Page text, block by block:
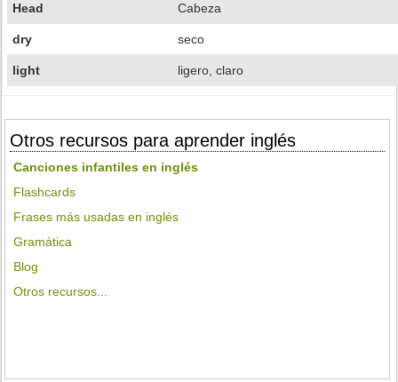
Head Cabeza
dry seco
light ligero, claro
Otros recursos para aprender inglés
Canciones infantiles en inglés
Flashcards
Frases más usadas en inglés
Gramática
Blog
Otros recursos...